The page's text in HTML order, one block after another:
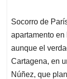
Socorro de
apartamento
aunque el
Cartagena, en
Núñez, que